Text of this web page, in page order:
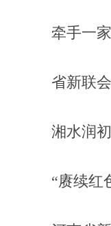
牵手一
省新联
湘水润
“赓续红